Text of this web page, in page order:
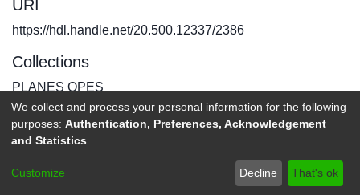
URI
https://hdl.handle.net/20.500.12337/2386
Collections
PLANES OPES
Full item page
DSpace software copyright © 2002-2026 LYRASIS
footer.link.politicas
We collect and process your personal information for the following
purposes: Authentication, Preferences, Acknowledgement
and Statistics
Customize Decline That's ok